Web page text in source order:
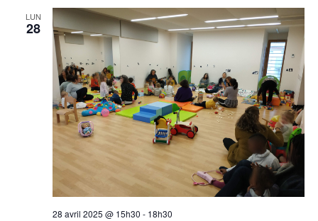
LUN
28
28 avril 2025 @ 15h30 - 18h30